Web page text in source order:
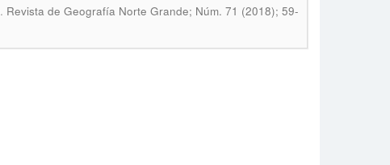
. Revista de Geografía Norte Grande; Núm. 71 (2018); 59-